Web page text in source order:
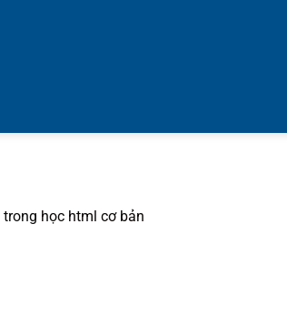
trong học html cơ bản